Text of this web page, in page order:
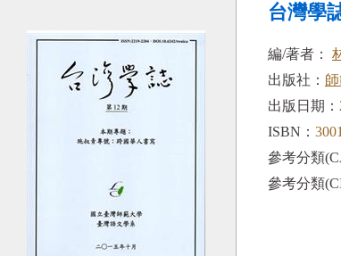
台灣學
編/著者：
出版社：
出版日期：
ISBN：
參考分類
參考分類